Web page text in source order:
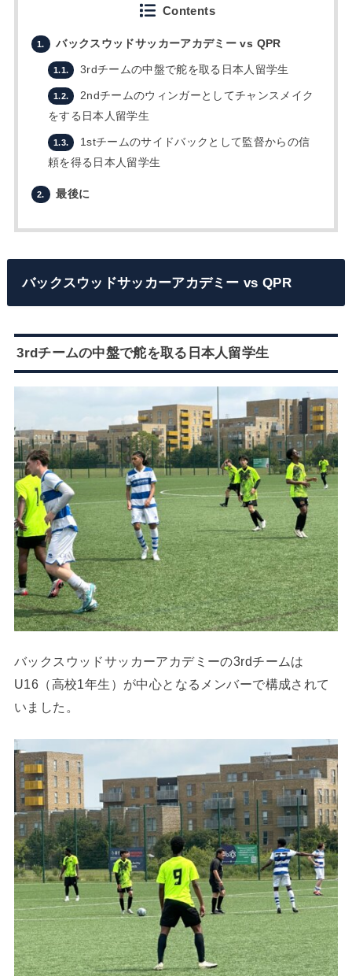
Contents
1. バックスウッドサッカーアカデミー vs QPR
1.1. 3rdチームの中盤で舵を取る日本人留学生
1.2.
2ndチームのウィンガーとしてチャンスメイク
をする日本人留学生
1.3.
1stチームのサイドバックとして監督からの信
頼を得る日本人留学生
2. 最後に
バックスウッドサッカーアカデミー vs QPR
3rdチームの中盤で舵を取る日本人留学生
バックスウッドサッカーアカデミーの3rdチームは
U16（高校1年生）が中心となるメンバーで構成されて
いました。